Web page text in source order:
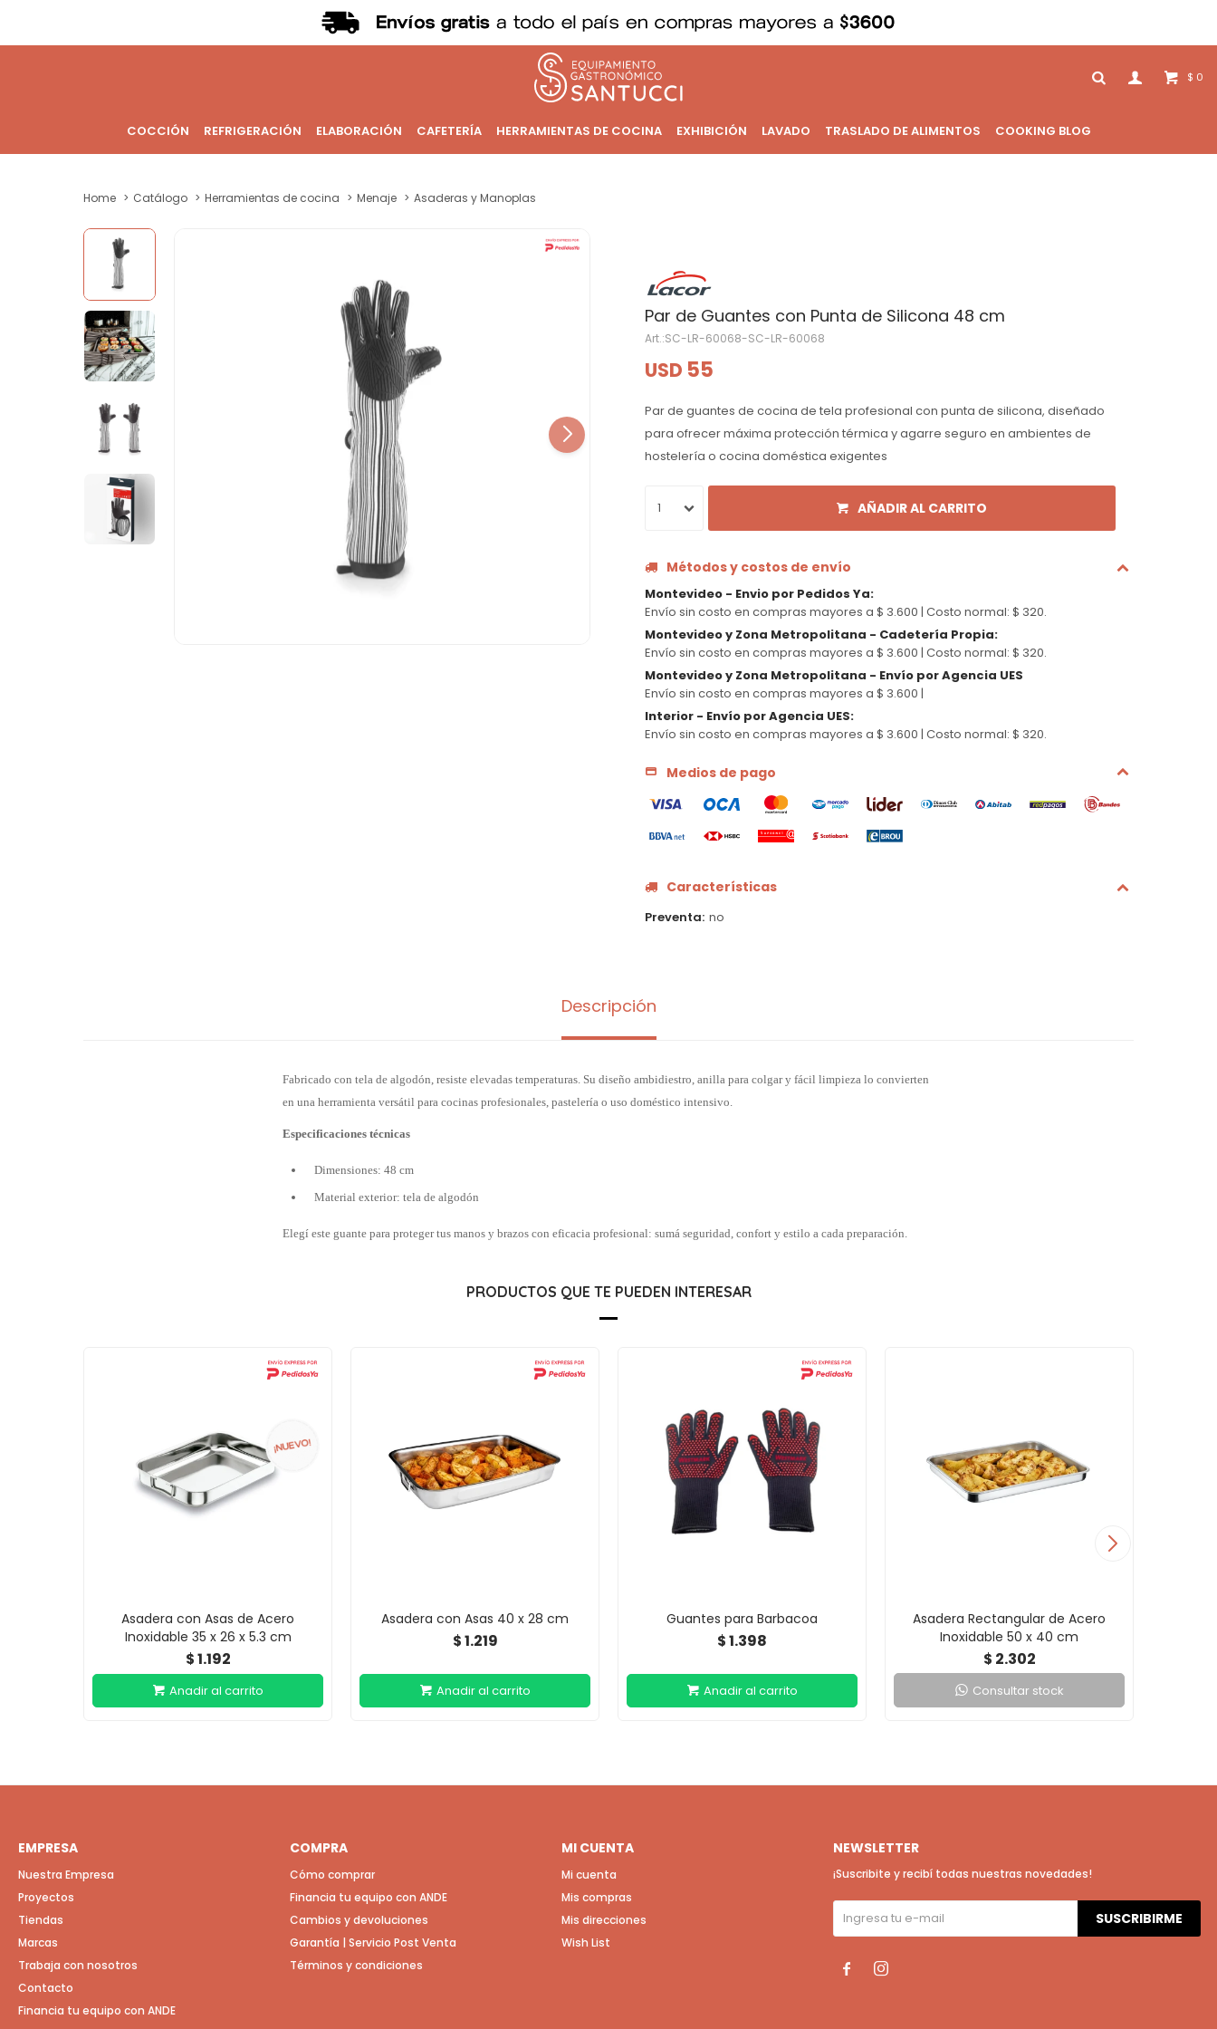
COCCIÓN REFRIGERACIÓN ELABORACIÓN CAFETERÍA HERRAMIENTAS DE COCINA EXHIBICIÓN LAVADO TRASLADO DE ALIMENTOS COOKING BLOG
$ 0
Home Catálogo Herramientas de cocina Menaje Asaderas y Manoplas
Par de Guantes con Punta de Silicona 48 cm
SC-LR-60068-SC-LR-60068
USD 55
Par de guantes de cocina de tela profesional con punta de silicona, diseñado
para ofrecer máxima protección térmica y agarre seguro en ambientes de
hostelería o cocina doméstica exigentes
1 AÑADIR AL CARRITO
Métodos y costos de envío
Montevideo - Envio por Pedidos Ya:
Envío sin costo en compras mayores a $ 3.600 | Costo normal: $ 320.
Montevideo y Zona Metropolitana - Cadetería Propia:
Envío sin costo en compras mayores a $ 3.600 | Costo normal: $ 320.
Montevideo y Zona Metropolitana - Envío por Agencia UES
Envío sin costo en compras mayores a $ 3.600 |
Interior - Envío por Agencia UES:
Envío sin costo en compras mayores a $ 3.600 | Costo normal: $ 320.
Medios de pago
Características
Preventa no
Descripción
Fabricado con tela de algodón, resiste elevadas temperaturas. Su diseño ambidiestro, anilla para colgar y fácil limpieza lo convierten
en una herramienta versátil para cocinas profesionales, pastelería o uso doméstico intensivo.
Especificaciones técnicas
Dimensiones: 48 cm
Material exterior: tela de algodón
Elegí este guante para proteger tus manos y brazos con eficacia profesional: sumá seguridad, confort y estilo a cada preparación.
PRODUCTOS QUE TE PUEDEN INTERESAR
Asadera con Asas de Acero
Inoxidable 35 x 26 x 5.3 cm
$1.192
Asadera con Asas 40 x 28 cm
$1.219
Guantes para Barbacoa
$1.398
Asadera Rectangular de Acero
Inoxidable 50 x 40 cm
$ 2.302
Consultar stock
EMPRESA
Nuestra Empresa
Proyectos
Tiendas
Marcas
Trabaja con nosotros
Contacto
Financia tu equipo con ANDE
COMPRA
Cómo comprar
Financia tu equipo con ANDE
Cambios y devoluciones
Garantía | Servicio Post Venta
Términos y condiciones
MI CUENTA
Mi cuenta
Mis compras
Mis direcciones
Wish List
NEWSLETTER
¡Suscribite y recibí todas nuestras novedades!
SUSCRIBIRME
 